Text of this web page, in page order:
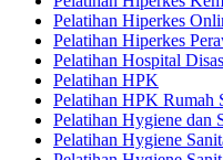
Pelatihan Hiperkes
Pelatihan Hiperkes
Pelatihan Hospital
Pelatihan HPK
Pelatihan HPK Rumah
Pelatihan Hygiene dan
Pelatihan Hygiene